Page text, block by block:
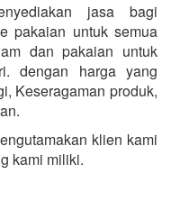
jasa bagi
pakaian untuk semua
dan pakaian untuk
dengan harga yang
Keseragaman produk,
klien kami
kami miliki.